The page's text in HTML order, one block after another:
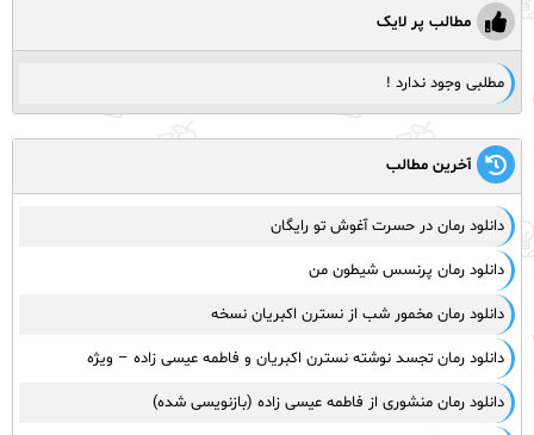
مطالب پر لایک
مطلبی وجود ندارد !
آخرین مطالب
دانلود رمان در حسرت آغوش تو رایگان
دانلود رمان پرنسس شیطون من
دانلود رمان مخمور شب از نسترن اکبریان نسخه
دانلود رمان تجسد نوشته نسترن اکبریان و فاطمه عیسی زاده – ویژه
دانلود رمان منشوری از فاطمه عیسی زاده (بازنویسی شده)